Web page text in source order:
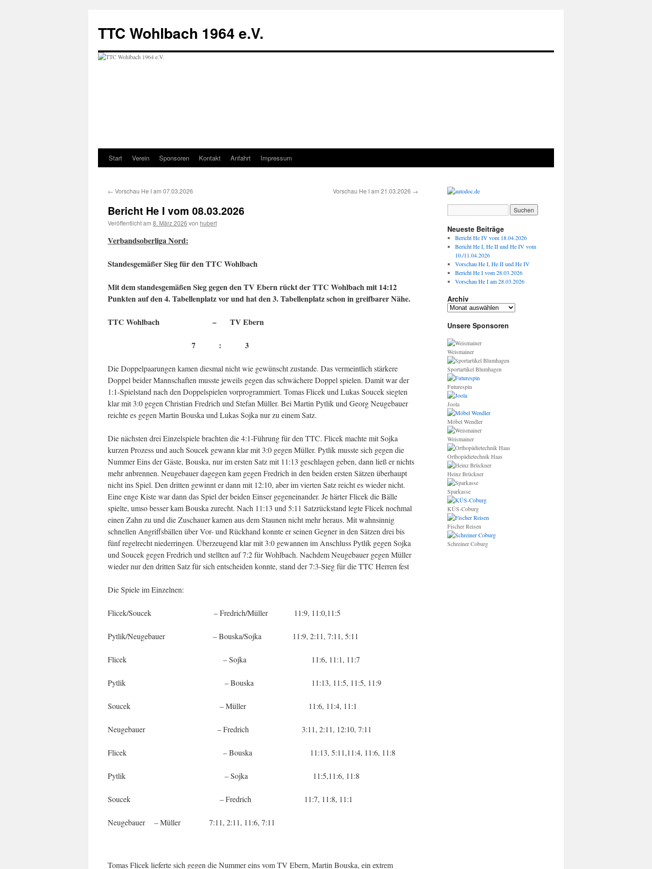
springen
TTC Wohlbach 1964 e.V.
Start Verein Sponsoren Kontakt Anfahrt Impressum
← Vorschau He I am 07.03.2026 Vorschau He I am 21.03.2026 →
Bericht He I vom 08.03.2026
Veröffentlicht am 8. März 2026 von hubert
Verbandsoberliga Nord:
Standesgemäßer Sieg für den TTC Wohlbach
Mit dem standesgemäßen Sieg gegen den TV Ebern rückt der TTC Wohlbach mit 14:12
Punkten auf den 4. Tabellenplatz vor und hat den 3. Tabellenplatz schon in greifbarer Nähe.
TTC Wohlbach – TV Ebern
7 : 3
Die Doppelpaarungen kamen diesmal nicht wie gewünscht zustande. Das vermeintlich stärkere
Doppel beider Mannschaften musste jeweils gegen das schwächere Doppel spielen. Damit war der
1:1-Spielstand nach den Doppelspielen vorprogrammiert. Tomas Flicek und Lukas Soucek siegten
klar mit 3:0 gegen Christian Fredrich und Stefan Müller. Bei Martin Pytlik und Georg Neugebauer
reichte es gegen Martin Bouska und Lukas Sojka nur zu einem Satz.
Die nächsten drei Einzelspiele brachten die 4:1-Führung für den TTC. Flicek machte mit Sojka
kurzen Prozess und auch Soucek gewann klar mit 3:0 gegen Müller. Pytlik musste sich gegen die
Nummer Eins der Gäste, Bouska, nur im ersten Satz mit 11:13 geschlagen geben, dann ließ er nichts
mehr anbrennen. Neugebauer dagegen kam gegen Fredrich in den beiden ersten Sätzen überhaupt
nicht ins Spiel. Den dritten gewinnt er dann mit 12:10, aber im vierten Satz reicht es wieder nicht.
Eine enge Kiste war dann das Spiel der beiden Einser gegeneinander. Je härter Flicek die Bälle
spielte, umso besser kam Bouska zurecht. Nach 11:13 und 5:11 Satzrückstand legte Flicek nochmal
einen Zahn zu und die Zuschauer kamen aus dem Staunen nicht mehr heraus. Mit wahnsinnig
schnellen Angriffsbällen über Vor- und Rückhand konnte er seinen Gegner in den Sätzen drei bis
fünf regelrecht niederringen. Überzeugend klar mit 3:0 gewannen im Anschluss Pytlik gegen Sojka
und Soucek gegen Fredrich und stellten auf 7:2 für Wohlbach. Nachdem Neugebauer gegen Müller
wieder nur den dritten Satz für sich entscheiden konnte, stand der 7:3-Sieg für die TTC Herren fest
Die Spiele im Einzelnen:
Flicek/Soucek – Fredrich/Müller 11:9, 11:0,11:5
Pytlik/Neugebauer – Bouska/Sojka 11:9, 2:11, 7:11, 5:11
Flicek – Sojka 11:6, 11:1, 11:7
Pytlik – Bouska 11:13, 11:5, 11:5, 11:9
Soucek – Müller 11:6, 11:4, 11:1
Neugebauer – Fredrich 3:11, 2:11, 12:10, 7:11
Flicek – Bouska 11:13, 5:11,11:4, 11:6, 11:8
Pytlik – Sojka 11:5,11:6, 11:8
Soucek – Fredrich 11:7, 11:8, 11:1
Neugebauer – Müller 7:11, 2:11, 11:6, 7:11
Tomas Flicek lieferte sich gegen die Nummer eins vom TV Ebern, Martin Bouska, ein extrem
Neueste Beiträge
Bericht He IV vom 18.04.2026
Bericht He I, He II und He IV vom
10./11.04.2026
Vorschau He I, He II und He IV
Bericht He I vom 28.03.2026
Vorschau He I am 28.03.2026
Archiv
Archiv
Unsere Sponsoren
Weismainer
Sportartikel Blumhagen
Futurespin
Joola
Möbel Wendler
Weismainer
Orthopädietechnik Haas
Heinz Brückner
Sparkasse
KÜS-Coburg
Fischer Reisen
Schreiner Coburg